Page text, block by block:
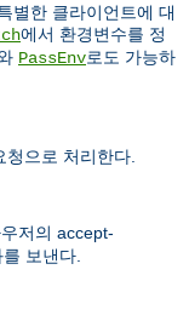
별한 클라이언트에 대
에서 환경변수를 정
PassEnv로도 가능하
으로 처리한다.
저의 accept-
보낸다.